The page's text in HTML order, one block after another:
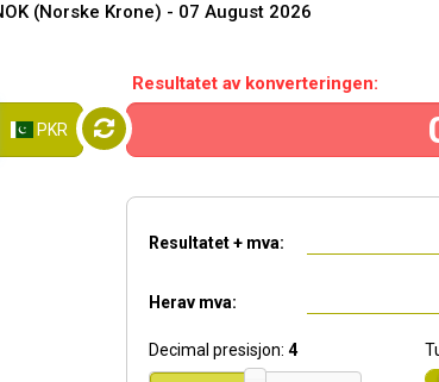
(Norske Krone) - 07 August 2026
PKR
Resultatet av konverteringen:
Resultatet + mva:
Herav mva:
Decimal presisjon: 4